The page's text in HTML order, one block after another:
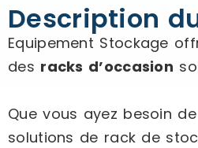
Description
Equipement Stockage
des racks d’occasion
Que vous ayez besoin
solutions de rack de